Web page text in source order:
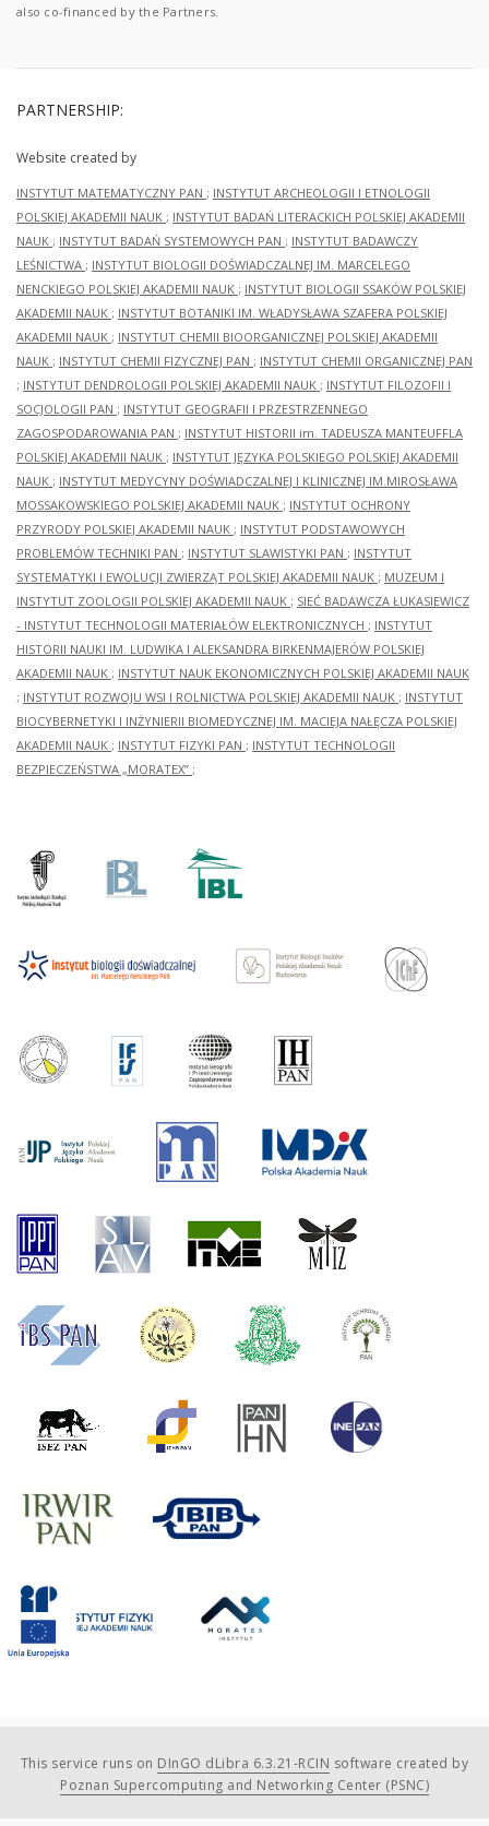
also co-financed by the Partners.
PARTNERSHIP:
Website created by
INSTYTUT MATEMATYCZNY PAN ; INSTYTUT ARCHEOLOGII I ETNOLOGII
POLSKIEJ AKADEMII NAUK ; INSTYTUT BADAŃ LITERACKICH POLSKIEJ AKADEMII
NAUK ; INSTYTUT BADAŃ SYSTEMOWYCH PAN ; INSTYTUT BADAWCZY
LEŚNICTWA ; INSTYTUT BIOLOGII DOŚWIADCZALNEJ IM. MARCELEGO
NENCKIEGO POLSKIEJ AKADEMII NAUK ; INSTYTUT BIOLOGII SSAKÓW POLSKIEJ
AKADEMII NAUK ; INSTYTUT BOTANIKI IM. WŁADYSŁAWA SZAFERA POLSKIEJ
AKADEMII NAUK ; INSTYTUT CHEMII BIOORGANICZNEJ POLSKIEJ AKADEMII
NAUK ; INSTYTUT CHEMII FIZYCZNEJ PAN ; INSTYTUT CHEMII ORGANICZNEJ PAN
; INSTYTUT DENDROLOGII POLSKIEJ AKADEMII NAUK ; INSTYTUT FILOZOFII I
SOCJOLOGII PAN ; INSTYTUT GEOGRAFII I PRZESTRZENNEGO
ZAGOSPODAROWANIA PAN ; INSTYTUT HISTORII im. TADEUSZA MANTEUFFLA
POLSKIEJ AKADEMII NAUK ; INSTYTUT JĘZYKA POLSKIEGO POLSKIEJ AKADEMII
NAUK ; INSTYTUT MEDYCYNY DOŚWIADCZALNEJ I KLINICZNEJ IM.MIROSŁAWA
MOSSAKOWSKIEGO POLSKIEJ AKADEMII NAUK ; INSTYTUT OCHRONY
PRZYRODY POLSKIEJ AKADEMII NAUK ; INSTYTUT PODSTAWOWYCH
PROBLEMÓW TECHNIKI PAN ; INSTYTUT SLAWISTYKI PAN ; INSTYTUT
SYSTEMATYKI I EWOLUCJI ZWIERZĄT POLSKIEJ AKADEMII NAUK ; MUZEUM I
INSTYTUT ZOOLOGII POLSKIEJ AKADEMII NAUK ; SIEĆ BADAWCZA ŁUKASIEWICZ
- INSTYTUT TECHNOLOGII MATERIAŁÓW ELEKTRONICZNYCH ; INSTYTUT
HISTORII NAUKI IM. LUDWIKA I ALEKSANDRA BIRKENMAJERÓW POLSKIEJ
AKADEMII NAUK ; INSTYTUT NAUK EKONOMICZNYCH POLSKIEJ AKADEMII NAUK
; INSTYTUT ROZWOJU WSI I ROLNICTWA POLSKIEJ AKADEMII NAUK ; INSTYTUT
BIOCYBERNETYKI I INŻYNIERII BIOMEDYCZNEJ IM. MACIEJA NAŁĘCZA POLSKIEJ
AKADEMII NAUK ; INSTYTUT FIZYKI PAN ; INSTYTUT TECHNOLOGII
BEZPIECZEŃSTWA „MORATEX” ;
This service runs on DInGO dLibra 6.3.21-RCIN software created by
Poznan Supercomputing and Networking Center (PSNC)